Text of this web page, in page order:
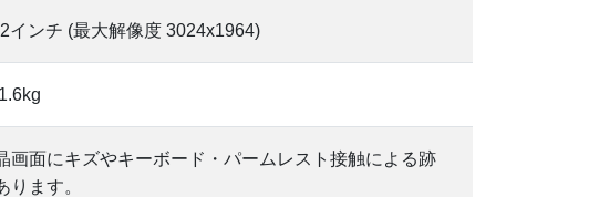
インチ (最大解像度 3024x1964)
画面にキズやキーボード・パームレスト接触による跡
ります。